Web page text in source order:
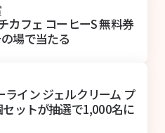
カフェ コーヒーS 無料券
場で当たる
ライン ジェルクリーム プ
セットが抽選で1,000名に